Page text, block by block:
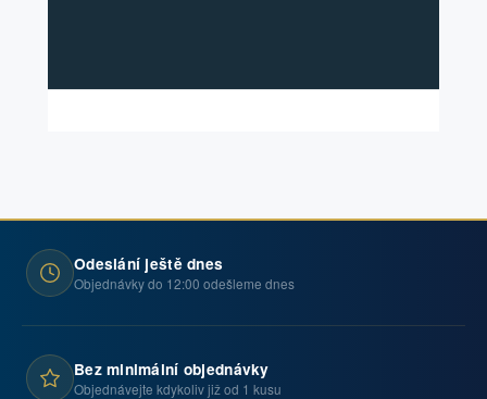
Odeslání ještě dnes
Objednávky do 12:00 odešleme dnes
Bez minimální objednávky
Objednávejte kdykoliv již od 1 kusu